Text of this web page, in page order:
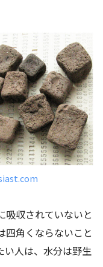
吸収されていないと
四角くならないこと
い人は、水分は野生